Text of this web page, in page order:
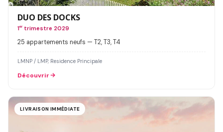
DUO DES DOCKS
1ertrimestre 2029
25 appartements neufs — T2, T3, T4
LMNP / LMP, Residence Principale
Découvrir
LIVRAISON IMMÉDIATE